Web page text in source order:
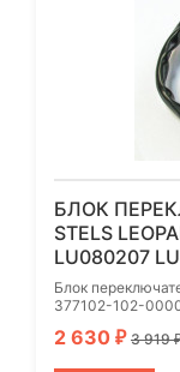
БЛОК
STELS
LU080207
Блок
377102-102-
2 630 ₽ 3 919